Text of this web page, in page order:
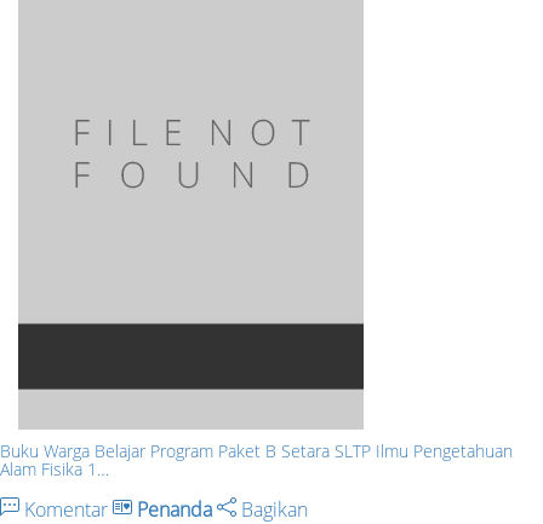
Buku Warga Belajar Program Paket B Setara SLTP Ilmu Pengetahuan
Alam Fisika 1…
Komentar Penanda Bagikan